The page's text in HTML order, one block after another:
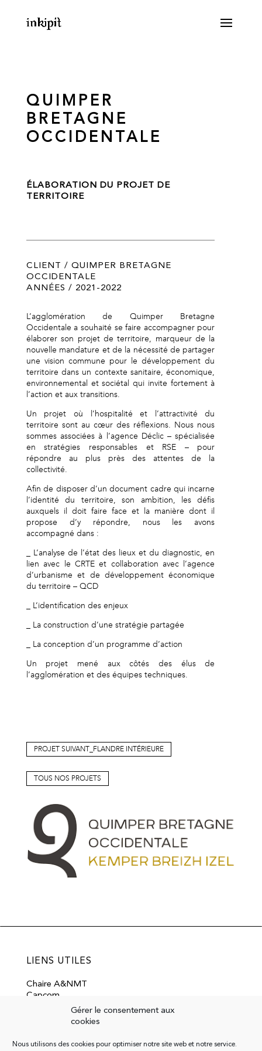
Gérer le consentement aux
cookies
Nous utilisons des cookies pour optimiser notre site web et notre service.
QUIMPER
BRETAGNE
OCCIDENTALE
ÉLABORATION DU PROJET DE
TERRITOIRE
CLIENT / QUIMPER BRETAGNE
OCCIDENTALE
ANNÉES / 2021-2022
L’agglomération de Quimper Bretagne
Occidentale a souhaité se faire accompagner pour
élaborer son projet de territoire, marqueur de la
nouvelle mandature et de la nécessité de partager
une vision commune pour le développement du
territoire dans un contexte sanitaire, économique,
environnemental et sociétal qui invite fortement à
l’action et aux transitions.
Un projet où l’hospitalité et l’attractivité du
territoire sont au cœur des réflexions. Nous nous
sommes associées à l’agence
Déclic– spécialisée
en stratégies responsables et RSE – pour
répondre au plus près des attentes de la
collectivité.
Afin de disposer d’un document cadre qui incarne
l’identité du territoire, son ambition, les défis
auxquels il doit faire face et la manière dont il
propose d’y répondre, nous les avons
accompagné dans :
_ L’analyse de l’état des lieux et du diagnostic, en
lien avec le CRTE et collaboration avec l’agence
d’urbanisme et de développement économique
du territoire – QCD
_ L’identification des enjeux
_ La construction d’une stratégie partagée
_ La conception d’un programme d’action
Un projet mené aux côtés des élus de
l’agglomération et des équipes techniques.
PROJET SUIVANT_FLANDRE INTÉRIEURE
TOUS NOS PROJETS
LIENS UTILES
Chaire A&NMT
Capcom
Mentions légales
INKIPIT